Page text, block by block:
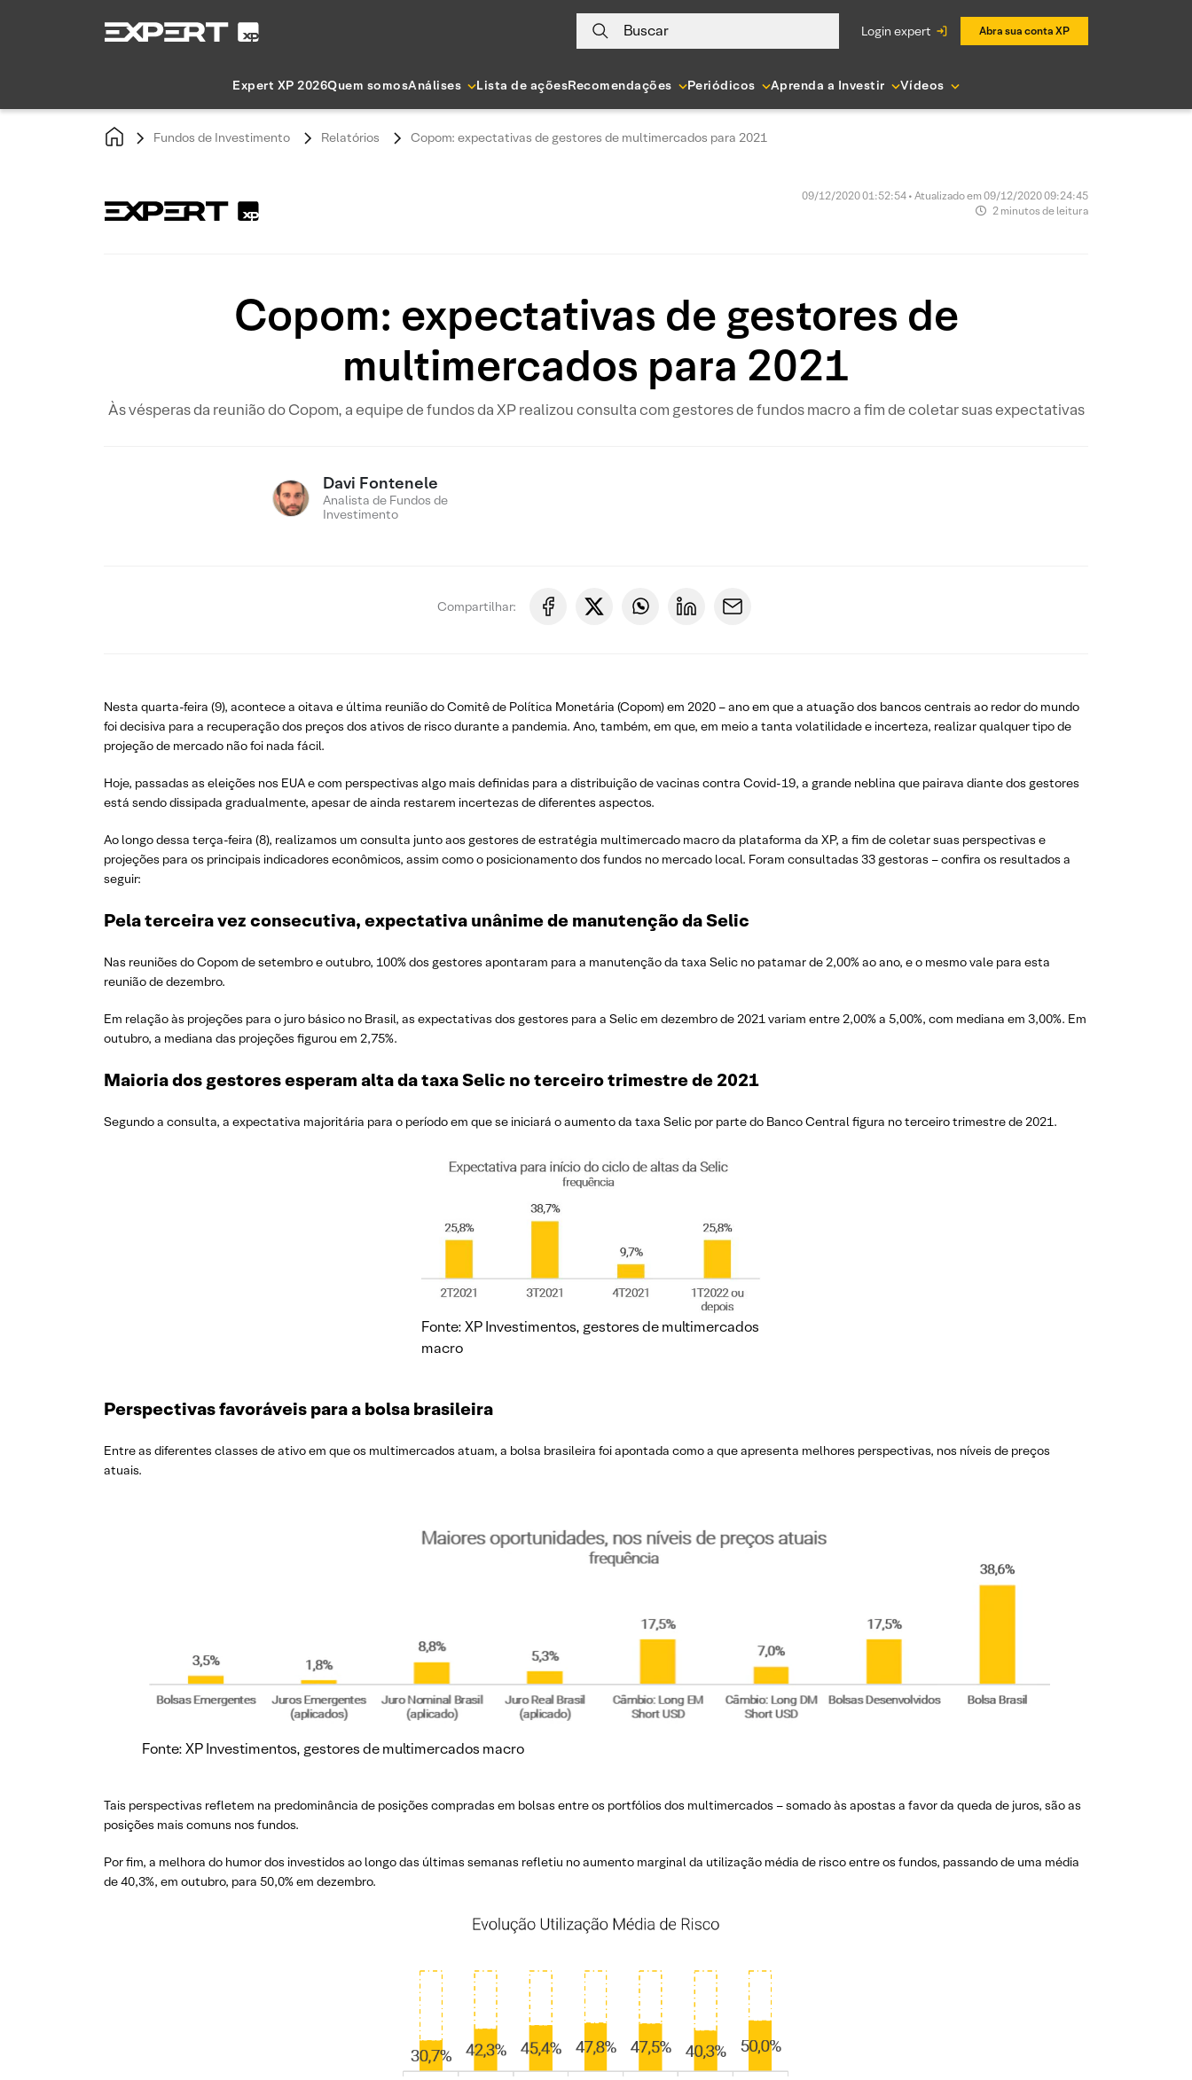
Buscar login expert Abra sua conta XP
Expert XP 2026Quem somosAnálises Lista de açõesRecomendações Periódicos Aprenda a Investir Vídeos
Fundos de Investimento Relatórios Copom: expectativas de gestores de multimercados para 2021
09/12/2020 01:52:54 • Atualizado em 09/12/2020 09:24:45
2 minutos de leitura
Copom: expectativas de gestores de
multimercados para 2021
Às vésperas da reunião do Copom, a equipe de fundos da XP realizou consulta com gestores de fundos macro a fim de coletar suas expectativas
Davi Fontenele
Analista de Fundos de
Investimento
Compartilhar:
Nesta quarta-feira (9), acontece a oitava e última reunião do Comitê de Política Monetária (Copom) em 2020 – ano em que a atuação dos bancos centrais ao redor do mundo
foi decisiva para a recuperação dos preços dos ativos de risco durante a pandemia. Ano, também, em que, em meio a tanta volatilidade e incerteza, realizar qualquer tipo de
projeção de mercado não foi nada fácil.
Hoje, passadas as eleições nos EUA e com perspectivas algo mais definidas para a distribuição de vacinas contra Covid-19, a grande neblina que pairava diante dos gestores
está sendo dissipada gradualmente, apesar de ainda restarem incertezas de diferentes aspectos.
Ao longo dessa terça-feira (8), realizamos um consulta junto aos gestores de estratégia multimercado macro da plataforma da XP, a fim de coletar suas perspectivas e
projeções para os principais indicadores econômicos, assim como o posicionamento dos fundos no mercado local. Foram consultadas 33 gestoras – confira os resultados a
seguir:
Pela terceira vez consecutiva, expectativa unânime de manutenção da Selic
Nas reuniões do Copom de setembro e outubro, 100% dos gestores apontaram para a manutenção da taxa Selic no patamar de 2,00% ao ano, e o mesmo vale para esta
reunião de dezembro.
Em relação às projeções para o juro básico no Brasil, as expectativas dos gestores para a Selic em dezembro de 2021 variam entre 2,00% a 5,00%, com mediana em 3,00%. Em
outubro, a mediana das projeções figurou em 2,75%.
Maioria dos gestores esperam alta da taxa Selic no terceiro trimestre de 2021
Segundo a consulta, a expectativa majoritária para o período em que se iniciará o aumento da taxa Selic por parte do Banco Central figura no terceiro trimestre de 2021.
Fonte: XP Investimentos, gestores de multimercados
macro
Perspectivas favoráveis para a bolsa brasileira
Entre as diferentes classes de ativo em que os multimercados atuam, a bolsa brasileira foi apontada como a que apresenta melhores perspectivas, nos níveis de preços
atuais.
Fonte: XP Investimentos, gestores de multimercados macro
Tais perspectivas refletem na predominância de posições compradas em bolsas entre os portfólios dos multimercados – somado às apostas a favor da queda de juros, são as
posições mais comuns nos fundos.
Por fim, a melhora do humor dos investidos ao longo das últimas semanas refletiu no aumento marginal da utilização média de risco entre os fundos, passando de uma média
de 40,3%, em outubro, para 50,0% em dezembro.